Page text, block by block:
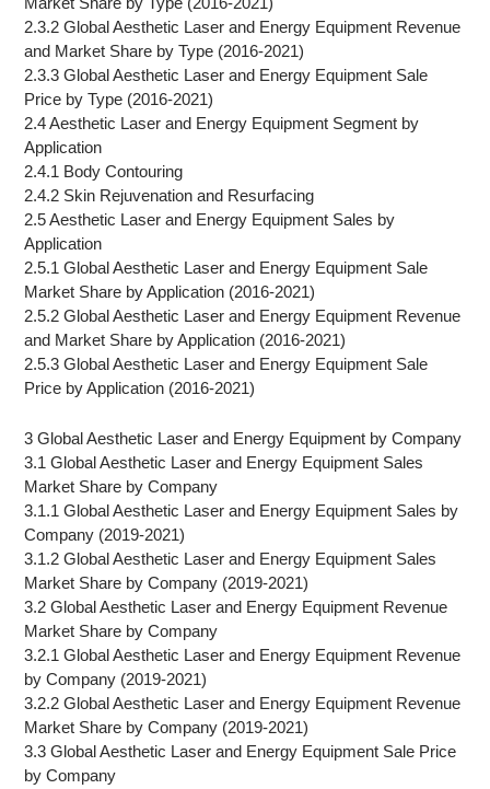
2.3.2 Global Aesthetic Laser and Energy Equipment Revenue
and Market Share by Type (2016-2021)
2.3.3 Global Aesthetic Laser and Energy Equipment Sale
Price by Type (2016-2021)
2.4 Aesthetic Laser and Energy Equipment Segment by
Application
2.4.1 Body Contouring
2.4.2 Skin Rejuvenation and Resurfacing
2.5 Aesthetic Laser and Energy Equipment Sales by
Application
2.5.1 Global Aesthetic Laser and Energy Equipment Sale
Market Share by Application (2016-2021)
2.5.2 Global Aesthetic Laser and Energy Equipment Revenue
and Market Share by Application (2016-2021)
2.5.3 Global Aesthetic Laser and Energy Equipment Sale
Price by Application (2016-2021)
3 Global Aesthetic Laser and Energy Equipment by Company
3.1 Global Aesthetic Laser and Energy Equipment Sales
Market Share by Company
3.1.1 Global Aesthetic Laser and Energy Equipment Sales by
Company (2019-2021)
3.1.2 Global Aesthetic Laser and Energy Equipment Sales
Market Share by Company (2019-2021)
3.2 Global Aesthetic Laser and Energy Equipment Revenue
Market Share by Company
3.2.1 Global Aesthetic Laser and Energy Equipment Revenue
by Company (2019-2021)
3.2.2 Global Aesthetic Laser and Energy Equipment Revenue
Market Share by Company (2019-2021)
3.3 Global Aesthetic Laser and Energy Equipment Sale Price
by Company